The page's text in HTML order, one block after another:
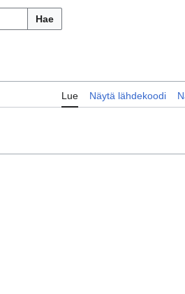
Hae
Lue Näytä lähdekoodi